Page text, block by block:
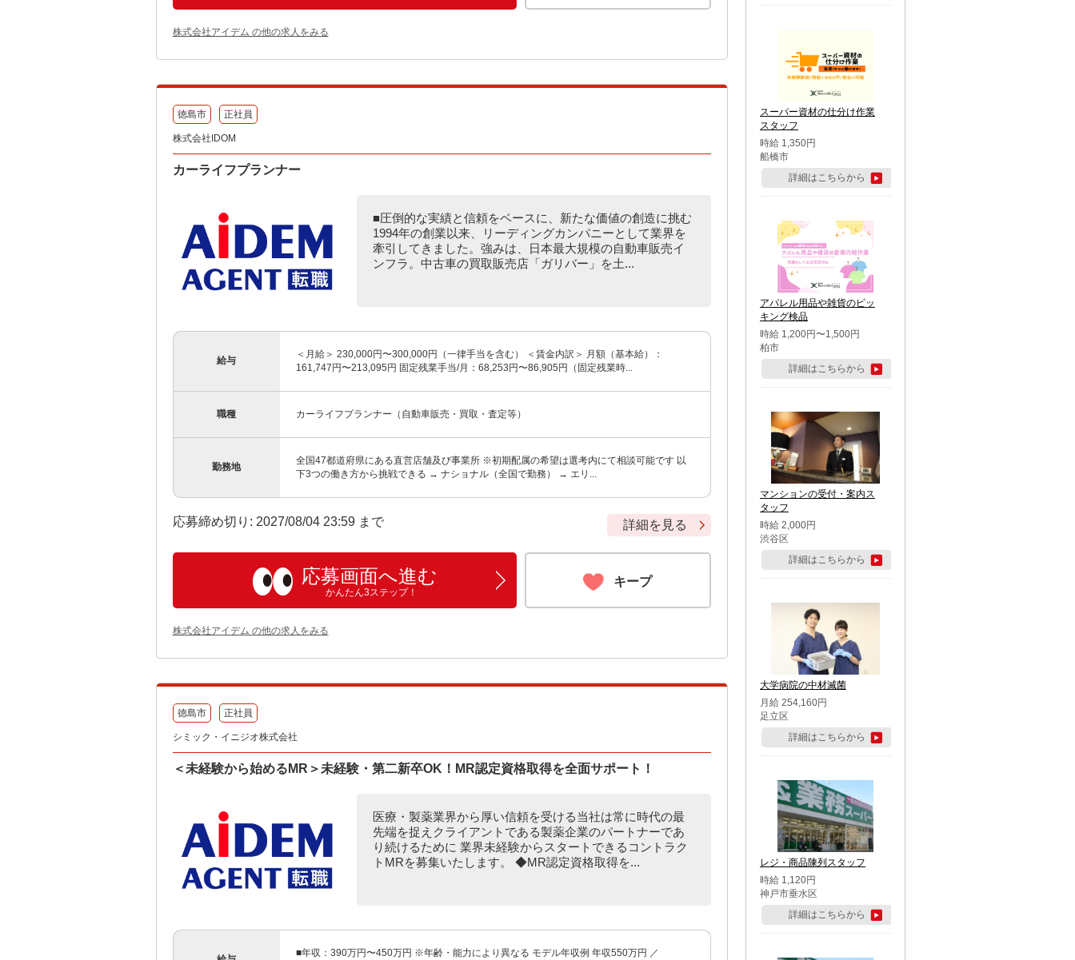
株式会社アイデム の他の求人をみる
徳島市 正社員
株式会社IDOM
カーライフプランナー
■圧倒的な実績と信頼をベースに、新たな価値の創造に挑む
1994年の創業以来、リーディングカンパニーとして業界を
牽引してきました。強みは、日本最大規模の自動車販売イ
ンフラ。中古車の買取販売店「ガリバー」を土...
給与
＜月給＞ 230,000円〜300,000円（一律手当を含む） ＜賃金内訳＞ 月額（基本給）：
161,747円〜213,095円 固定残業手当/月：68,253円〜86,905円（固定残業時...
職種 カーライフプランナー（自動車販売・買取・査定等）
勤務地
全国47都道府県にある直営店舗及び事業所 ※初期配属の希望は選考内にて相談可能です 以
下3つの働き方から挑戦できる → ナショナル（全国で勤務） → エリ...
応募締め切り: 2027/08/04 23:59 まで 詳細を見る
応募画面へ進む
かんたん3ステップ！
キープ
株式会社アイデム の他の求人をみる
徳島市 正社員
シミック・イニジオ株式会社
＜未経験から始めるMR＞未経験・第二新卒OK！MR認定資格取得を全面サポート！
医療・製薬業界から厚い信頼を受ける当社は常に時代の最
先端を捉えクライアントである製薬企業のパートナーであ
り続けるために 業界未経験からスタートできるコントラク
トMRを募集いたします。 ◆MR認定資格取得を...
■年収：390万円〜450万円 ※年齢・能力により異なる モデル年収例 年収550万円 ／
スーパー資材の仕分け作業
スタッフ
時給 1,350円
船橋市
詳細はこちらから
アパレル用品や雑貨のピッ
キング検品
時給 1,200円〜1,500円
柏市
詳細はこちらから
マンションの受付・案内ス
タッフ
時給 2,000円
渋谷区
詳細はこちらから
大学病院の中材滅菌
月給 254,160円
足立区
詳細はこちらから
レジ・商品陳列スタッフ
時給 1,120円
神戸市垂水区
詳細はこちらから